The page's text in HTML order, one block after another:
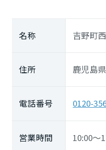
名称 吉野町
住所 鹿児島
電話番号 0120-
営業時間 10:00～
愛媛県
高知県
九州エリア